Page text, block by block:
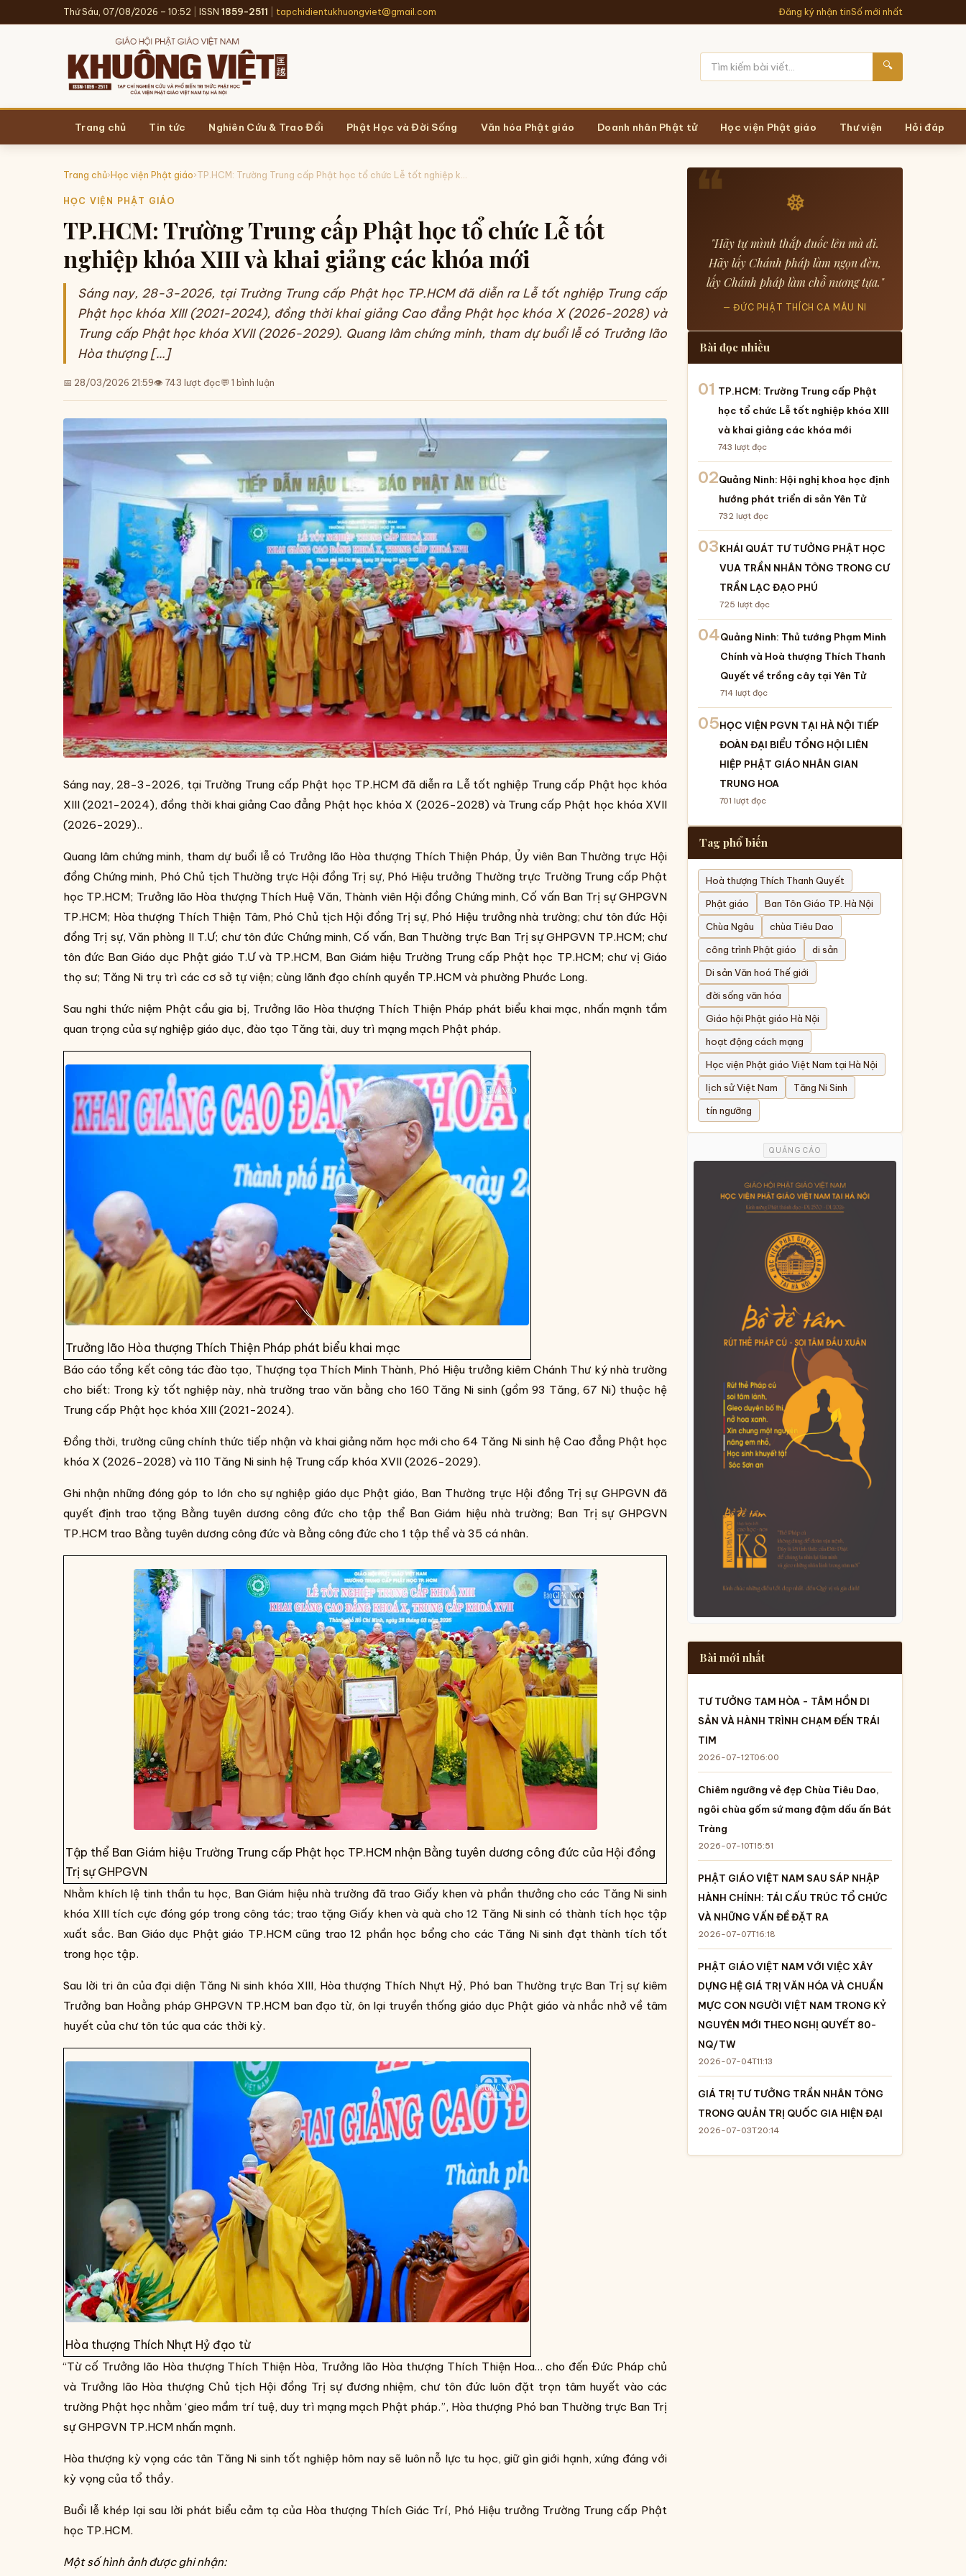
Thứ Sáu, 07/08/2026 – 10:52 ISSN 1859-2511 tapchidientukhuongviet@gmail.com Đăng ký nhận tinSố mới nhất
🔍
Trang chủ Tin tức Nghiên Cứu & Trao Đổi Phật Học và Đời Sống Văn hóa Phật giáo Doanh nhân Phật tử Học viện Phật giáo Thư viện Hỏi đáp
Trang chủ› Học viện Phật giáo›TP.HCM: Trường Trung cấp Phật học tổ chức Lễ tốt nghiệp k...
HỌC VIỆN PHẬT GIÁO
TP.HCM: Trường Trung cấp Phật học tổ chức Lễ tốt
nghiệp khóa XIII và khai giảng các khóa mới
Sáng nay, 28-3-2026, tại Trường Trung cấp Phật học TP.HCM đã diễn ra Lễ tốt nghiệp Trung cấp
Phật học khóa XIII (2021-2024), đồng thời khai giảng Cao đẳng Phật học khóa X (2026-2028) và
Trung cấp Phật học khóa XVII (2026-2029). Quang lâm chứng minh, tham dự buổi lễ có Trưởng lão
Hòa thượng […]
📅 28/03/2026 21:59👁 743 lượt đọc💬 1 bình luận
Sáng nay, 28-3-2026, tại Trường Trung cấp Phật học TP.HCM đã diễn ra Lễ tốt nghiệp Trung cấp Phật học khóa
XIII (2021-2024), đồng thời khai giảng Cao đẳng Phật học khóa X (2026-2028) và Trung cấp Phật học khóa XVII
(2026-2029)..
Quang lâm chứng minh, tham dự buổi lễ có Trưởng lão Hòa thượng Thích Thiện Pháp, Ủy viên Ban Thường trực Hội
đồng Chứng minh, Phó Chủ tịch Thường trực Hội đồng Trị sự, Phó Hiệu trưởng Thường trực Trường Trung cấp Phật
học TP.HCM; Trưởng lão Hòa thượng Thích Huệ Văn, Thành viên Hội đồng Chứng minh, Cố vấn Ban Trị sự GHPGVN
TP.HCM; Hòa thượng Thích Thiện Tâm, Phó Chủ tịch Hội đồng Trị sự, Phó Hiệu trưởng nhà trường; chư tôn đức Hội
đồng Trị sự, Văn phòng II T.Ư; chư tôn đức Chứng minh, Cố vấn, Ban Thường trực Ban Trị sự GHPGVN TP.HCM; chư
tôn đức Ban Giáo dục Phật giáo T.Ư và TP.HCM, Ban Giám hiệu Trường Trung cấp Phật học TP.HCM; chư vị Giáo
thọ sư; Tăng Ni trụ trì các cơ sở tự viện; cùng lãnh đạo chính quyền TP.HCM và phường Phước Long.
Sau nghi thức niệm Phật cầu gia bị, Trưởng lão Hòa thượng Thích Thiện Pháp phát biểu khai mạc, nhấn mạnh tầm
quan trọng của sự nghiệp giáo dục, đào tạo Tăng tài, duy trì mạng mạch Phật pháp.
Trưởng lão Hòa thượng Thích Thiện Pháp phát biểu khai mạc
Báo cáo tổng kết công tác đào tạo, Thượng tọa Thích Minh Thành, Phó Hiệu trưởng kiêm Chánh Thư ký nhà trường
cho biết: Trong kỳ tốt nghiệp này, nhà trường trao văn bằng cho 160 Tăng Ni sinh (gồm 93 Tăng, 67 Ni) thuộc hệ
Trung cấp Phật học khóa XIII (2021-2024).
Đồng thời, trường cũng chính thức tiếp nhận và khai giảng năm học mới cho 64 Tăng Ni sinh hệ Cao đẳng Phật học
khóa X (2026-2028) và 110 Tăng Ni sinh hệ Trung cấp khóa XVII (2026-2029).
Ghi nhận những đóng góp to lớn cho sự nghiệp giáo dục Phật giáo, Ban Thường trực Hội đồng Trị sự GHPGVN đã
quyết định trao tặng Bằng tuyên dương công đức cho tập thể Ban Giám hiệu nhà trường; Ban Trị sự GHPGVN
TP.HCM trao Bằng tuyên dương công đức và Bằng công đức cho 1 tập thể và 35 cá nhân.
Tập thể Ban Giám hiệu Trường Trung cấp Phật học TP.HCM nhận Bằng tuyên dương công đức của Hội đồng
Trị sự GHPGVN
Nhằm khích lệ tinh thần tu học, Ban Giám hiệu nhà trường đã trao Giấy khen và phần thưởng cho các Tăng Ni sinh
khóa XIII tích cực đóng góp trong công tác; trao tặng Giấy khen và quà cho 12 Tăng Ni sinh có thành tích học tập
xuất sắc. Ban Giáo dục Phật giáo TP.HCM cũng trao 12 phần học bổng cho các Tăng Ni sinh đạt thành tích tốt
trong học tập.
Sau lời tri ân của đại diện Tăng Ni sinh khóa XIII, Hòa thượng Thích Nhựt Hỷ, Phó ban Thường trực Ban Trị sự kiêm
Trưởng ban Hoằng pháp GHPGVN TP.HCM ban đạo từ, ôn lại truyền thống giáo dục Phật giáo và nhắc nhở về tâm
huyết của chư tôn túc qua các thời kỳ.
Hòa thượng Thích Nhựt Hỷ đạo từ
“Từ cố Trưởng lão Hòa thượng Thích Thiện Hòa, Trưởng lão Hòa thượng Thích Thiện Hoa… cho đến Đức Pháp chủ
và Trưởng lão Hòa thượng Chủ tịch Hội đồng Trị sự đương nhiệm, chư tôn đức luôn đặt trọn tâm huyết vào các
trường Phật học nhằm ‘gieo mầm trí tuệ, duy trì mạng mạch Phật pháp.”, Hòa thượng Phó ban Thường trực Ban Trị
sự GHPGVN TP.HCM nhấn mạnh.
Hòa thượng kỳ vọng các tân Tăng Ni sinh tốt nghiệp hôm nay sẽ luôn nỗ lực tu học, giữ gìn giới hạnh, xứng đáng với
kỳ vọng của tổ thầy.
Buổi lễ khép lại sau lời phát biểu cảm tạ của Hòa thượng Thích Giác Trí, Phó Hiệu trưởng Trường Trung cấp Phật
học TP.HCM.
Một số hình ảnh được ghi nhận:
☸
"Hãy tự mình thắp đuốc lên mà đi.
Hãy lấy Chánh pháp làm ngọn đèn,
lấy Chánh pháp làm chỗ nương tựa."
— ĐỨC PHẬT THÍCH CA MÂU NI
Bài đọc nhiều
01 TP.HCM: Trường Trung cấp Phật
học tổ chức Lễ tốt nghiệp khóa XIII
và khai giảng các khóa mới
743 lượt đọc
02Quảng Ninh: Hội nghị khoa học định
hướng phát triển di sản Yên Tử
732 lượt đọc
03KHÁI QUÁT TƯ TƯỞNG PHẬT HỌC
VUA TRẦN NHÂN TÔNG TRONG CƯ
TRẦN LẠC ĐẠO PHÚ
725 lượt đọc
04Quảng Ninh: Thủ tướng Phạm Minh
Chính và Hoà thượng Thích Thanh
Quyết về trồng cây tại Yên Tử
714 lượt đọc
05HỌC VIỆN PGVN TẠI HÀ NỘI TIẾP
ĐOÀN ĐẠI BIỂU TỔNG HỘI LIÊN
HIỆP PHẬT GIÁO NHÂN GIAN
TRUNG HOA
701 lượt đọc
Tag phổ biến
Hoà thượng Thích Thanh Quyết
Phật giáo
Ban Tôn Giáo TP. Hà Nội
Chùa Ngâu
chùa Tiêu Dao
công trình Phật giáo
di sản
Di sản Văn hoá Thế giới
đời sống văn hóa
Giáo hội Phật giáo Hà Nội
hoạt động cách mạng
Học viện Phật giáo Việt Nam tại Hà Nội
lịch sử Việt Nam
Tăng Ni Sinh
tín ngưỡng
QUẢNG CÁO
Bài mới nhất
TƯ TƯỞNG TAM HÒA - TÂM HỒN DI
SẢN VÀ HÀNH TRÌNH CHẠM ĐẾN TRÁI
TIM
2026-07-12T06:00
Chiêm ngưỡng vẻ đẹp Chùa Tiêu Dao,
ngôi chùa gốm sứ mang đậm dấu ấn Bát
Tràng
2026-07-10T15:51
PHẬT GIÁO VIỆT NAM SAU SÁP NHẬP
HÀNH CHÍNH: TÁI CẤU TRÚC TỔ CHỨC
VÀ NHỮNG VẤN ĐỀ ĐẶT RA
2026-07-07T16:18
PHẬT GIÁO VIỆT NAM VỚI VIỆC XÂY
DỰNG HỆ GIÁ TRỊ VĂN HÓA VÀ CHUẨN
MỰC CON NGƯỜI VIỆT NAM TRONG KỶ
NGUYÊN MỚI THEO NGHỊ QUYẾT 80-
NQ/TW
2026-07-04T11:13
GIÁ TRỊ TƯ TƯỞNG TRẦN NHÂN TÔNG
TRONG QUẢN TRỊ QUỐC GIA HIỆN ĐẠI
2026-07-03T20:14